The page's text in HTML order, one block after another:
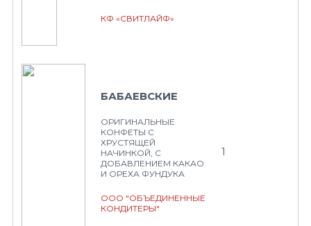
КФ «СВИТЛАЙФ»
БАБАЕВСКИЕ
ОРИГИНАЛЬНЫЕ
КОНФЕТЫ С
ХРУСТЯЩЕЙ
НАЧИНКОЙ, С
ДОБАВЛЕНИЕМ КАКАО
И ОРЕХА ФУНДУКА
ООО "ОБЪЕДИНЕННЫЕ
КОНДИТЕРЫ"
1